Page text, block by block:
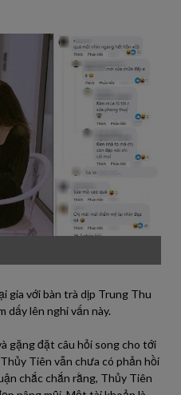
gia với bàn trà dịp Trung Thu
dấy lên nghi vấn này.
gặng đặt câu hỏi song cho tới
Tiên vẫn chưa có phản hồi
chắc chắn rằng, Thủy Tiên